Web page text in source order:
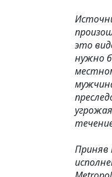
это
нужно
Приняв